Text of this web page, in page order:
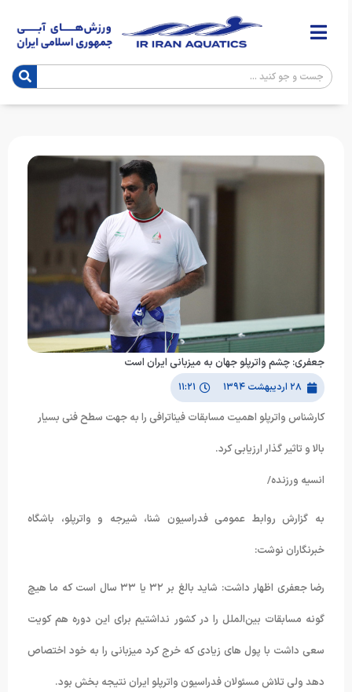
جعفری: چشم واترپلو جهان به میزبانی ایران است
۲۸ اردیبهشت ۱۳۹۴ ۱۱:۲۱
کارشناس واترپلو اهمیت مسابقات فیناترافی را به جهت سطح فنی بسیار
بالا و تاثیر گذار ارزیابی کرد.
انسیه ورزنده/
به گزارش روابط عمومی فدراسیون شنا، شیرجه و واترپلو، باشگاه
خبرنگاران نوشت:
رضا جعفری اظهار داشت: شاید بالغ بر ۳۲ یا ۳۳ سال است که ما هیچ
گونه مسابقات بین‌الملل را در کشور نداشتیم برای این دوره هم کویت
سعی داشت با پول های زیادی که خرج کرد میزبانی را به خود اختصاص
دهد ولی تلاش مسئولان فدراسیون واترپلو ایران نتیجه بخش بود.